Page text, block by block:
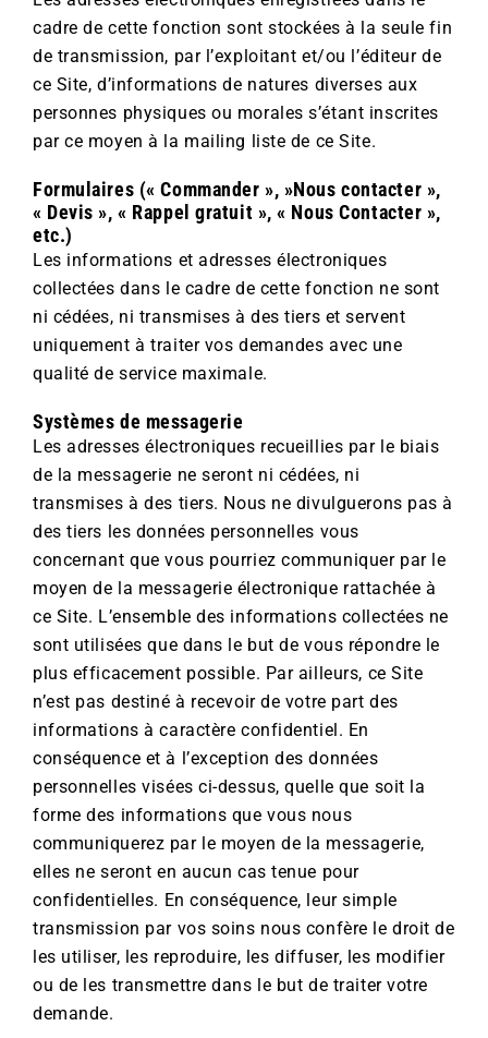
cadre de cette fonction sont stockées à la seule fin
de transmission, par l’exploitant et/ou l’éditeur de
ce Site, d’informations de natures diverses aux
personnes physiques ou morales s’étant inscrites
par ce moyen à la mailing liste de ce Site.
Formulaires (« Commander », »Nous contacter »,
« Devis », « Rappel gratuit », « Nous Contacter »,
etc.)
Les informations et adresses électroniques
collectées dans le cadre de cette fonction ne sont
ni cédées, ni transmises à des tiers et servent
uniquement à traiter vos demandes avec une
qualité de service maximale.
Systèmes de messagerie
Les adresses électroniques recueillies par le biais
de la messagerie ne seront ni cédées, ni
transmises à des tiers. Nous ne divulguerons pas à
des tiers les données personnelles vous
concernant que vous pourriez communiquer par le
moyen de la messagerie électronique rattachée à
ce Site. L’ensemble des informations collectées ne
sont utilisées que dans le but de vous répondre le
plus efficacement possible. Par ailleurs, ce Site
n’est pas destiné à recevoir de votre part des
informations à caractère confidentiel. En
conséquence et à l’exception des données
personnelles visées ci-dessus, quelle que soit la
forme des informations que vous nous
communiquerez par le moyen de la messagerie,
elles ne seront en aucun cas tenue pour
confidentielles. En conséquence, leur simple
transmission par vos soins nous confère le droit de
les utiliser, les reproduire, les diffuser, les modifier
ou de les transmettre dans le but de traiter votre
demande.